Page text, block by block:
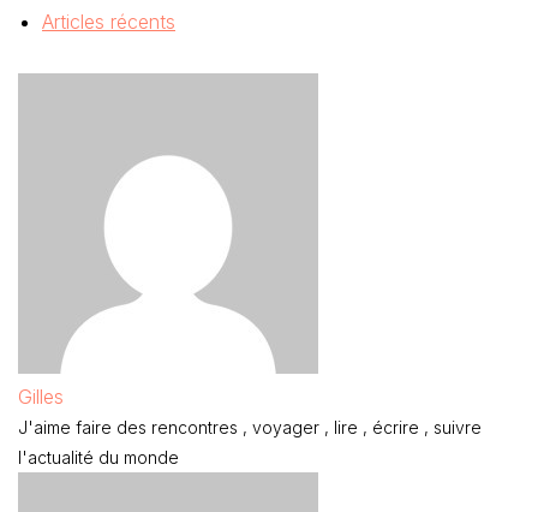
Articles récents
Gilles
J'aime faire des rencontres , voyager , lire , écrire , suivre
l'actualité du monde